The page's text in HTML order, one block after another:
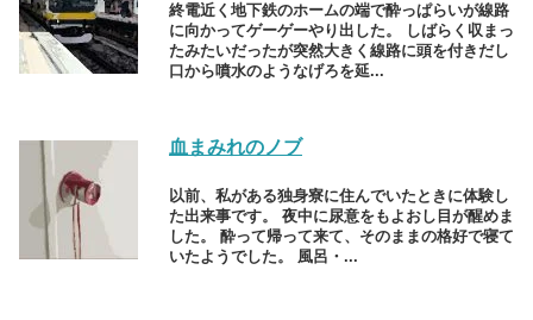
終電近く地下鉄のホームの端で酔っぱらいが線路
に向かってゲーゲーやり出した。 しばらく収まっ
たみたいだったが突然大きく線路に頭を付きだし
口から噴水のようなげろを延...
血まみれのノブ
以前、私がある独身寮に住んでいたときに体験し
た出来事です。 夜中に尿意をもよおし目が醒めま
した。 酔って帰って来て、そのままの格好で寝て
いたようでした。 風呂・...